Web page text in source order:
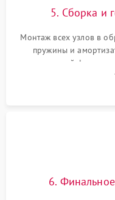
5. Сборка и
Монтаж всех узлов в
пружины и
надежной
герметиком для
6.